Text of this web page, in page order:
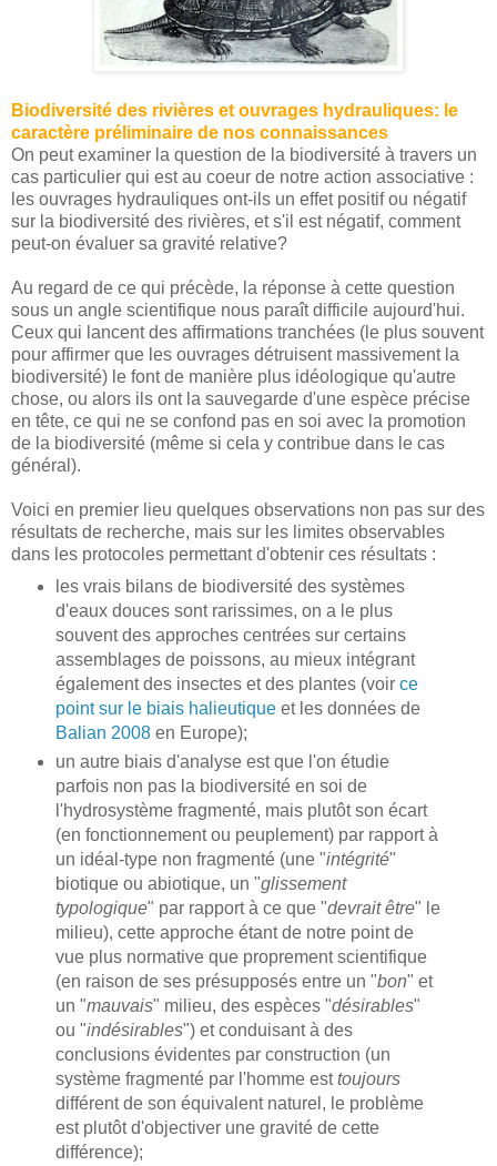
Biodiversité des rivières et ouvrages hydrauliques: le
caractère préliminaire de nos connaissances
On peut examiner la question de la biodiversité à travers un
cas particulier qui est au coeur de notre action associative :
les ouvrages hydrauliques ont-ils un effet positif ou négatif
sur la biodiversité des rivières, et s'il est négatif, comment
peut-on évaluer sa gravité relative?
Au regard de ce qui précède, la réponse à cette question
sous un angle scientifique nous paraît difficile aujourd'hui.
Ceux qui lancent des affirmations tranchées (le plus souvent
pour affirmer que les ouvrages détruisent massivement la
biodiversité) le font de manière plus idéologique qu'autre
chose, ou alors ils ont la sauvegarde d'une espèce précise
en tête, ce qui ne se confond pas en soi avec la promotion
de la biodiversité (même si cela y contribue dans le cas
général).
Voici en premier lieu quelques observations non pas sur des
résultats de recherche, mais sur les limites observables
dans les protocoles permettant d'obtenir ces résultats :
les vrais bilans de biodiversité des systèmes
d'eaux douces sont rarissimes, on a le plus
souvent des approches centrées sur certains
assemblages de poissons, au mieux intégrant
également des insectes et des plantes (voir ce
point sur le biais halieutiqueet les données de
Balian 2008en Europe);
un autre biais d'analyse est que l'on étudie
parfois non pas la biodiversité en soi de
l'hydrosystème fragmenté, mais plutôt son écart
(en fonctionnement ou peuplement) par rapport à
un idéal-type non fragmenté (une "intégrité"
biotique ou abiotique, un "glissement
typologique" par rapport à ce que "devrait être" le
milieu), cette approche étant de notre point de
vue plus normative que proprement scientifique
(en raison de ses présupposés entre un "bon" et
un "mauvais" milieu, des espèces "désirables"
ou "indésirables") et conduisant à des
conclusions évidentes par construction (un
système fragmenté par l'homme esttoujours
différent de son équivalent naturel, le problème
est plutôt d'objectiver une gravité de cette
différence);